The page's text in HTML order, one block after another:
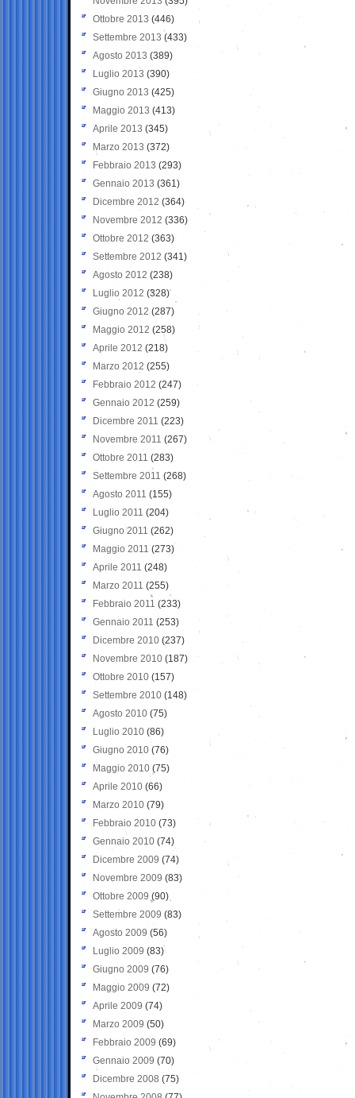
Ottobre 2013 (446)
Settembre 2013 (433)
Agosto 2013 (389)
Luglio 2013 (390)
Giugno 2013 (425)
Maggio 2013 (413)
Aprile 2013 (345)
Marzo 2013 (372)
Febbraio 2013 (293)
Gennaio 2013 (361)
Dicembre 2012 (364)
Novembre 2012 (336)
Ottobre 2012 (363)
Settembre 2012 (341)
Agosto 2012 (238)
Luglio 2012 (328)
Giugno 2012 (287)
Maggio 2012 (258)
Aprile 2012 (218)
Marzo 2012 (255)
Febbraio 2012 (247)
Gennaio 2012 (259)
Dicembre 2011 (223)
Novembre 2011 (267)
Ottobre 2011 (283)
Settembre 2011 (268)
Agosto 2011 (155)
Luglio 2011 (204)
Giugno 2011 (262)
Maggio 2011 (273)
Aprile 2011 (248)
Marzo 2011 (255)
Febbraio 2011 (233)
Gennaio 2011 (253)
Dicembre 2010 (237)
Novembre 2010 (187)
Ottobre 2010 (157)
Settembre 2010 (148)
Agosto 2010 (75)
Luglio 2010 (86)
Giugno 2010 (76)
Maggio 2010 (75)
Aprile 2010 (66)
Marzo 2010 (79)
Febbraio 2010 (73)
Gennaio 2010 (74)
Dicembre 2009 (74)
Novembre 2009 (83)
Ottobre 2009 (90)
Settembre 2009 (83)
Agosto 2009 (56)
Luglio 2009 (83)
Giugno 2009 (76)
Maggio 2009 (72)
Aprile 2009 (74)
Marzo 2009 (50)
Febbraio 2009 (69)
Gennaio 2009 (70)
Dicembre 2008 (75)